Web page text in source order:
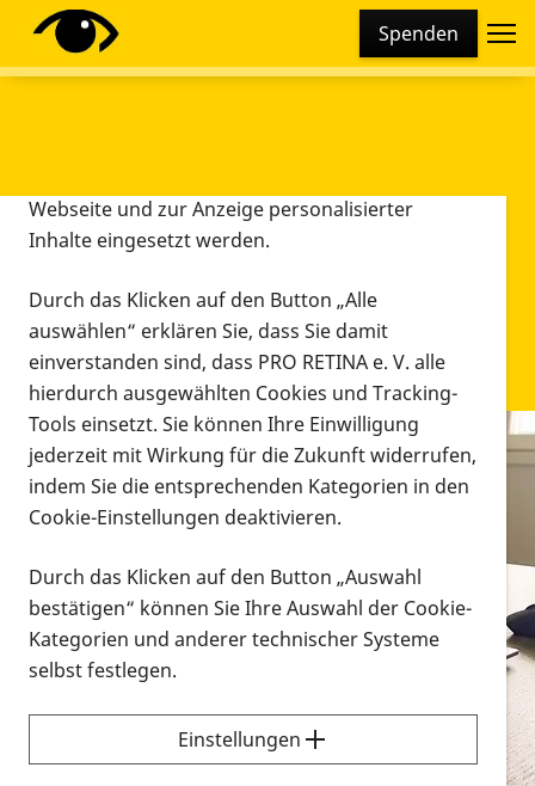
Spenden
Infomaterial
Infomaterial
Vorlesen
Alle Infomaterialien in verschiedenen
Formaten an einem Ort
Sie möchten wissen, wie Sie nach Infonmaterial
suchen und dieses bestellen bzw. herunterladen
können? Schauen Sie sich dieErklärvideos zum
Diese Webseite setzt verschiedene Cookies und
Tracking-Tools ein. Dies beinhaltet Cookies und
Webseite und zur Anzeige personalisierter
Inhalte eingesetzt werden.
Durch das Klicken auf den Button „Alle
auswählen“ erklären Sie, dass Sie damit
einverstanden sind, dass PRO RETINA e. V. alle
hierdurch ausgewählten Cookies und Tracking-
Tools einsetzt. Sie können Ihre Einwilligung
jederzeit mit Wirkung für die Zukunft widerrufen,
indem Sie die entsprechenden Kategorien in den
Cookie-Einstellungen deaktivieren.
Durch das Klicken auf den Button „Auswahl
bestätigen“ können Sie Ihre Auswahl der Cookie-
Kategorien und anderer technischer Systeme
selbst festlegen.
Einstellungen